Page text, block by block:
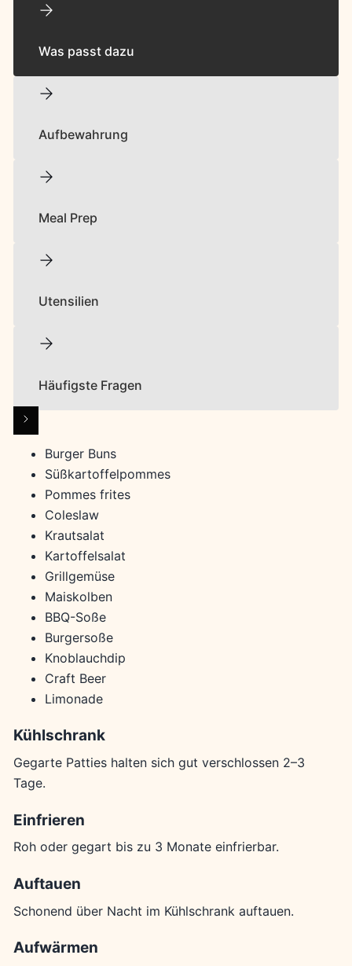
Was passt dazu
Aufbewahrung
Meal Prep
Utensilien
Häufigste Fragen
Burger Buns
Süßkartoffelpommes
Pommes frites
Coleslaw
Krautsalat
Kartoffelsalat
Grillgemüse
Maiskolben
BBQ-Soße
Burgersoße
Knoblauchdip
Craft Beer
Limonade
Kühlschrank
Gegarte Patties halten sich gut verschlossen 2–3
Tage.
Einfrieren
Roh oder gegart bis zu 3 Monate einfrierbar.
Auftauen
Schonend über Nacht im Kühlschrank auftauen.
Aufwärmen